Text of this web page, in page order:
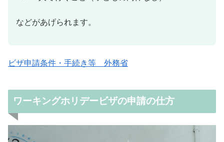
などがあげられます。
ビザ申請条件・手続き等 外務省
ワーキングホリデービザの申請の仕方